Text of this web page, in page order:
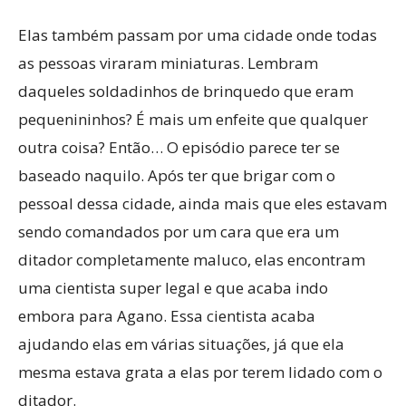
Elas também passam por uma cidade onde todas
as pessoas viraram miniaturas. Lembram
daqueles soldadinhos de brinquedo que eram
pequenininhos? É mais um enfeite que qualquer
outra coisa? Então… O episódio parece ter se
baseado naquilo. Após ter que brigar com o
pessoal dessa cidade, ainda mais que eles estavam
sendo comandados por um cara que era um
ditador completamente maluco, elas encontram
uma cientista super legal e que acaba indo
embora para Agano. Essa cientista acaba
ajudando elas em várias situações, já que ela
mesma estava grata a elas por terem lidado com o
ditador.